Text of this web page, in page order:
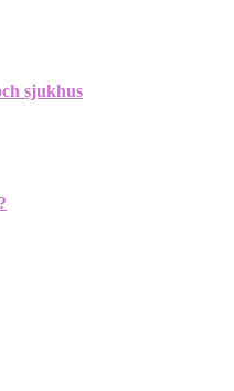
sjukhus